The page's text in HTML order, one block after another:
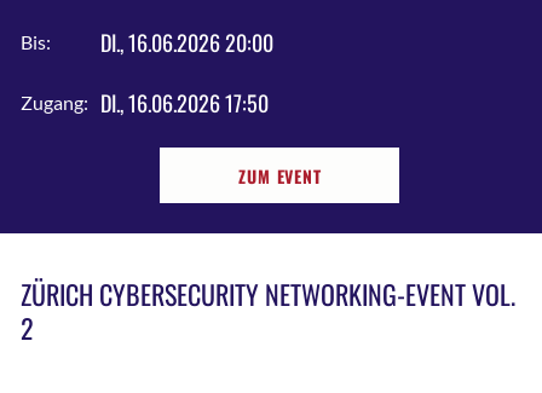
Bis: DI., 16.06.2026 20:00
Zugang: DI., 16.06.2026 17:50
ZUM EVENT
ZÜRICH CYBERSECURITY NETWORKING-EVENT VOL.
2